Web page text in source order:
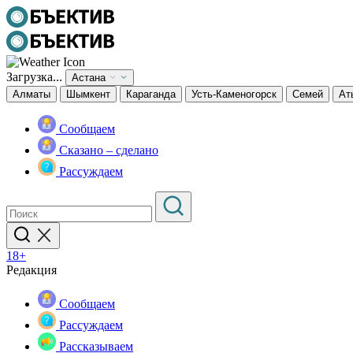
Загрузка...
Астана
Алматы
Шымкент Караганда Усть-Каменогорск Семей
Сообщаем
Сказано – сделано
Рассуждаем
18+
Редакция
Сообщаем
Рассуждаем
Рассказываем